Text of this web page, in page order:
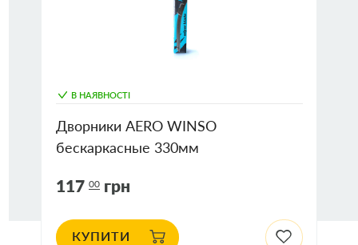
В НАЯВНОСТІ
Дворники AERO WINSO
бескаркасные 330мм
117 00 грн
КУПИТИ